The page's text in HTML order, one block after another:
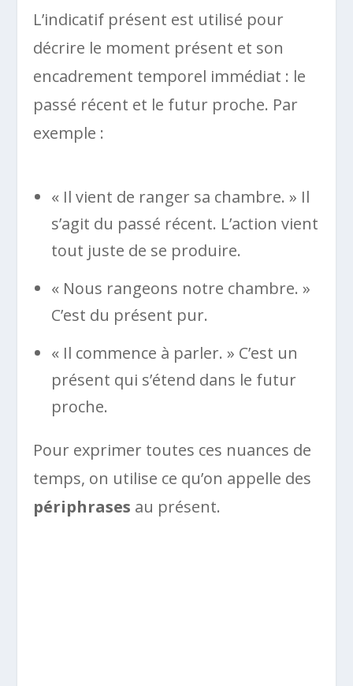
L’indicatif présent est utilisé pour
décrire le moment présent et son
encadrement temporel immédiat : le
passé récent et le futur proche. Par
exemple :
« Il vient de ranger sa chambre. » Il
s’agit du passé récent. L’action vient
tout juste de se produire.
« Nous rangeons notre chambre. »
C’est du présent pur.
« Il commence à parler. » C’est un
présent qui s’étend dans le futur
proche.
Pour exprimer toutes ces nuances de
temps, on utilise ce qu’on appelle des
périphrases au présent.